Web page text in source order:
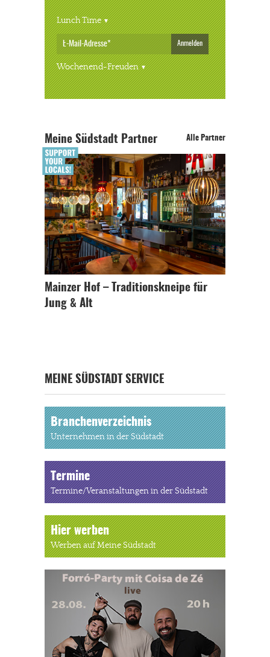
Lunch Time
Anmelden
Wochenend-Freuden
Meine Südstadt Partner Alle Partner
Mainzer Hof – Traditionskneipe für
Jung & Alt
MEINE SÜDSTADT SERVICE
Branchenverzeichnis
Unternehmen in der Südstadt
Termine
Termine/Veranstaltungen in der Südstadt
Hier werben
Werben auf Meine Südstadt